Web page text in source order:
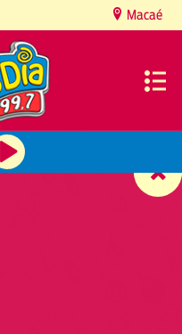
Macaé